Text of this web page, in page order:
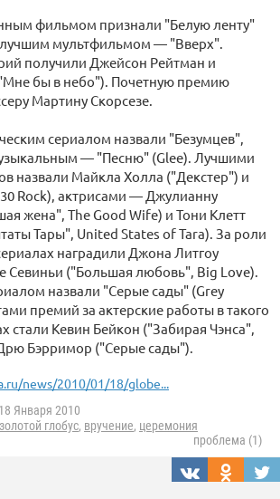
фильмом признали "Белую ленту"
мультфильмом — "Вверх".
получили Джейсон Рейтман и
бы в небо"). Почетную премию
Мартину Скорсезе.
сериалом назвали "Безумцев",
— "Песню" (Glee). Лучшими
назвали Майкла Холла ("Декстер") и
Rock), актрисами — Джулианну
жена", The Good Wife) и Тони Клетт
Тары", United States of Tara). За роли
наградили Джона Литгоу
Севиньи ("Большая любовь", Big Love).
назвали "Серые сады" (Grey
премий за актерские работы в такого
стали Кевин Бейкон ("Забирая Чэнса",
Бэрримор ("Серые сады").
news/2010/01/18/globe...
18 Января 2010
золотой глобус, вручение, церемония
проблема (1)